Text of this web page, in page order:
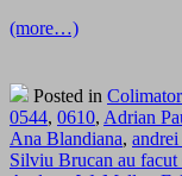
(more…)
Posted in
0544, 0610, Adrian
Ana Blandiana,
Silviu Brucan au